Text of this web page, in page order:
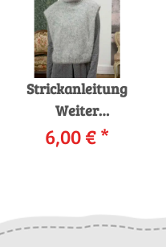
Strickanleitung
Weiter
Rollkragenpullover
236-48 LANGYARNS
6,00 €*